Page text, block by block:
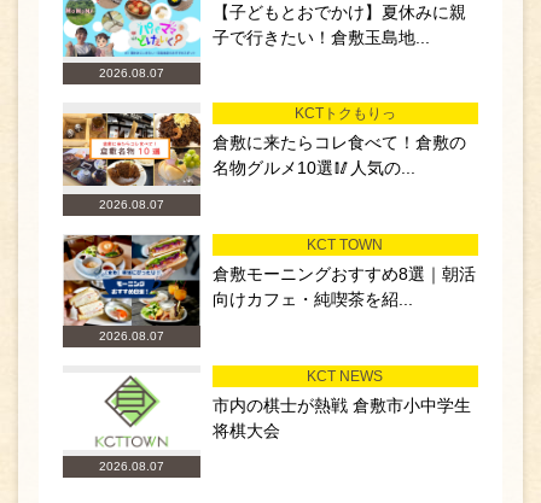
2026.08.07
【子どもとおでかけ】夏休みに親
子で行きたい！倉敷玉島地...
2026.08.07
KCTトクもりっ
倉敷に来たらコレ食べて！倉敷の
名物グルメ10選🥢人気の...
2026.08.07
KCT TOWN
倉敷モーニングおすすめ8選｜朝活
向けカフェ・純喫茶を紹...
2026.08.07
KCT NEWS
市内の棋士が熱戦 倉敷市小中学生
将棋大会